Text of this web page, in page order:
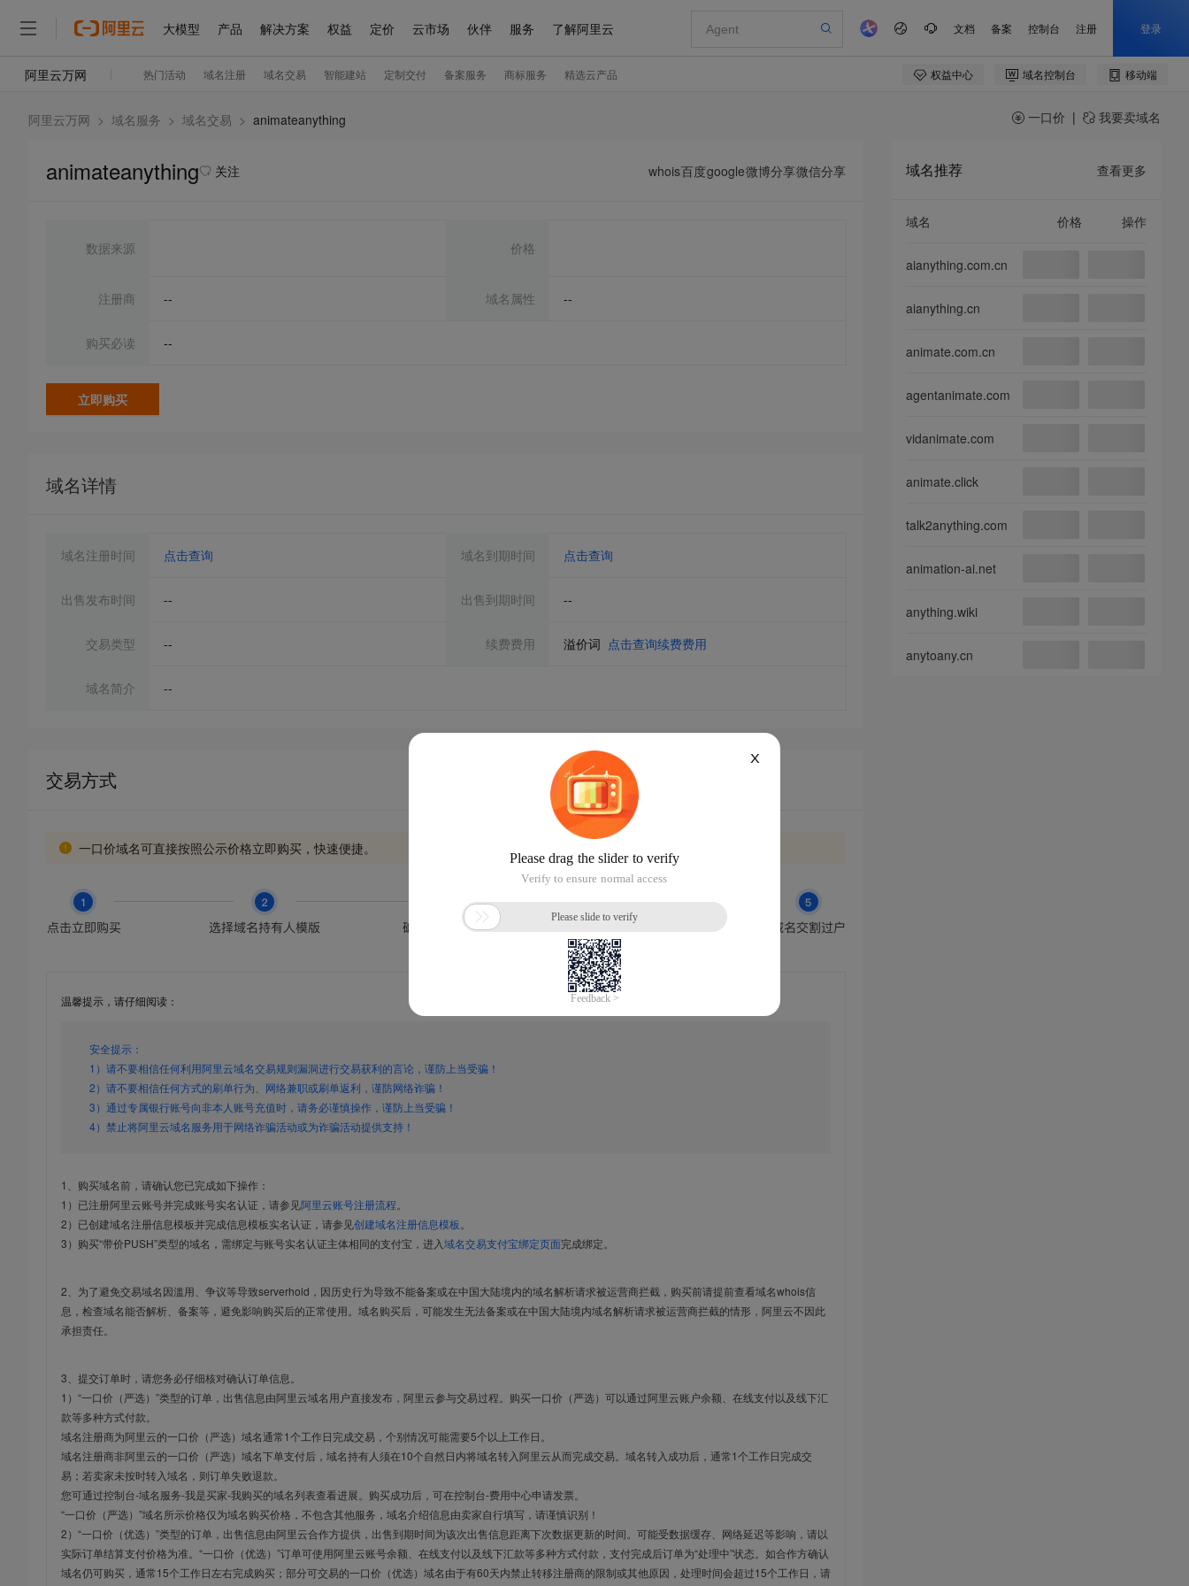
阿里云万网 > 域名服务 > 域名交易 > animateanything 一口价 | 我要卖域名
animateanything 关注 whois百度google微博分享微信分享
数据来源 价格
注册商 -- 域名属性 --
购买必读 --
立即购买
域名详情
域名注册时间 点击查询 域名到期时间 点击查询
出售发布时间 -- 出售到期时间 --
交易类型 -- 续费费用 溢价词 点击查询续费费用
域名简介 --
交易方式
一口价域名可直接按照公示价格立即购买，快速便捷。
温馨提示，请仔细阅读：
安全提示：
1）请不要相信任何利用阿里云域名交易规则漏洞进行交易获利的言论，谨防上当受骗！
2）请不要相信任何方式的刷单行为、网络兼职或刷单返利，谨防网络诈骗！
3）通过专属银行账号向非本人账号充值时，请务必谨慎操作，谨防上当受骗！
4）禁止将阿里云域名服务用于网络诈骗活动或为诈骗活动提供支持！
1、购买域名前，请确认您已完成如下操作：
1）已注册阿里云账号并完成账号实名认证，请参见阿里云账号注册流程
2）已创建域名注册信息模板并完成信息模板实名认证，请参见创建域名注册信息模板
3）购买“带价PUSH”类型的域名，需绑定与账号实名认证主体相同的支付宝，进入域名交易支付宝绑定页面完成绑定。
2、为了避免交易域名因滥用、争议等导致serverhold，因历史行为导致不能备案或在中国大陆境内的域名解析请求被运营商拦截，购买前请提前查看域名whois信
息，检查域名能否解析、备案等，避免影响购买后的正常使用。域名购买后，可能发生无法备案或在中国大陆境内域名解析请求被运营商拦截的情形，阿里云不因此
承担责任。
3、提交订单时，请您务必仔细核对确认订单信息。
1）“一口价（严选）”类型的订单，出售信息由阿里云域名用户直接发布，阿里云参与交易过程。购买一口价（严选）可以通过阿里云账户余额、在线支付以及线下汇
款等多种方式付款。
域名注册商为阿里云的一口价（严选）域名通常1个工作日完成交易，个别情况可能需要5个以上工作日。
域名注册商非阿里云的一口价（严选）域名下单支付后，域名持有人须在10个自然日内将域名转入阿里云从而完成交易。域名转入成功后，通常1个工作日完成交
易；若卖家未按时转入域名，则订单失败退款。
您可通过控制台-域名服务-我是买家-我购买的域名列表查看进展。购买成功后，可在控制台-费用中心申请发票。
“一口价（严选）”域名所示价格仅为域名购买价格，不包含其他服务，域名介绍信息由卖家自行填写，请谨慎识别！
2）“一口价（优选）”类型的订单，出售信息由阿里云合作方提供，出售到期时间为该次出售信息距离下次数据更新的时间。可能受数据缓存、网络延迟等影响，请以
实际订单结算支付价格为准。“一口价（优选）”订单可使用阿里云账号余额、在线支付以及线下汇款等多种方式付款，支付完成后订单为“处理中”状态。如合作方确认
域名仍可购买，通常15个工作日左右完成购买；部分可交易的一口价（优选）域名由于有60天内禁止转移注册商的限制或其他原因，处理时间会超过15个工作日，请
域名推荐 查看更多
域名 价格 操作
aianything.com.cn
aianything.cn
animate.com.cn
agentanimate.com
vidanimate.com
animate.click
talk2anything.com
animation-ai.net
anything.wiki
anytoany.cn
X